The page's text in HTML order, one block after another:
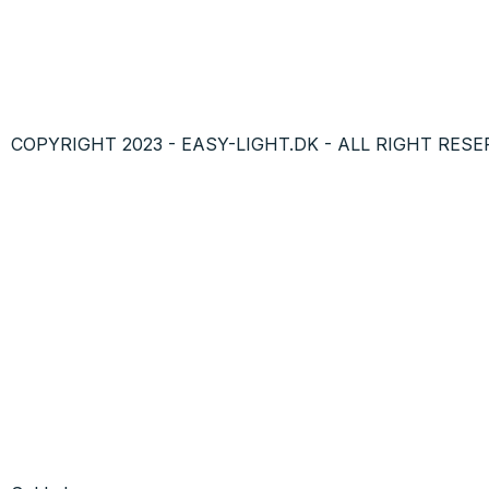
COPYRIGHT 2023 - EASY-LIGHT.DK - ALL RIGHT